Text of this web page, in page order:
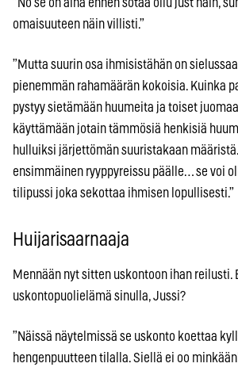
omaisuuteen näin villisti.”
”Mutta suurin osa ihmisistähän on
pienemmän rahamäärän kokoisia. Kuinka
pystyy sietämään huumeita ja toiset
käyttämään jotain tämmösiä henkisiä
hulluiksi järjettömän suuristakaan
ensimmäinen ryyppyreissu päälle… se voi
tilipussi joka sekottaa ihmisen lopullisesti.”
Huijarisaarnaaja
Mennään nyt sitten uskontoon ihan reilusti.
uskontopuolielämä sinulla, Jussi?
”Näissä näytelmissä se uskonto koettaa
hengenpuutteen tilalla. Siellä ei oo